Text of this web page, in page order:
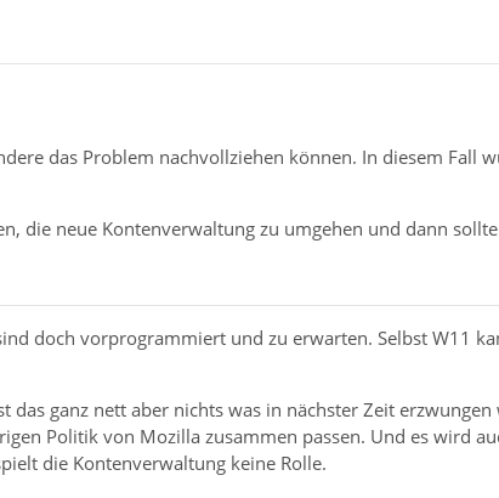
das Problem nachvollziehen können. In diesem Fall
die neue Kontenverwaltung zu umgehen und dann
doch vorprogrammiert und zu erwarten. Selbst W11
ganz nett aber nichts was in nächster Zeit erzwungen
Politik von Mozilla zusammen passen. Und es wird
die Kontenverwaltung keine Rolle.